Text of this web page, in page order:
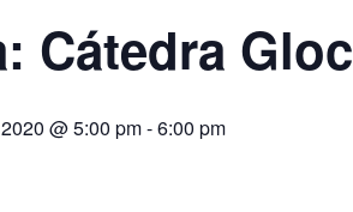
Cátedra
@ 5:00 pm-6:00 pm